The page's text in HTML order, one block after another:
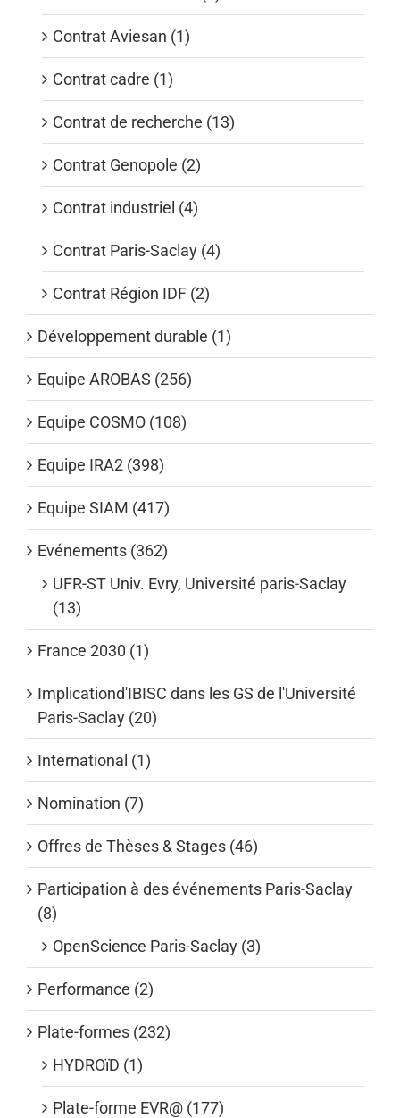
Contrat Aviesan (1)
Contrat cadre (1)
Contrat de recherche (13)
Contrat Genopole (2)
Contrat industriel (4)
Contrat Paris-Saclay (4)
Contrat Région IDF (2)
Développement durable (1)
Equipe AROBAS (256)
Equipe COSMO (108)
Equipe IRA2 (398)
Equipe SIAM (417)
Evénements (362)
UFR-ST Univ. Evry, Université paris-Saclay
(13)
France 2030 (1)
Implicationd'IBISC dans les GS de l'Université
Paris-Saclay (20)
International (1)
Nomination (7)
Offres de Thèses & Stages (46)
Participation à des événements Paris-Saclay
(8)
OpenScience Paris-Saclay (3)
Performance (2)
Plate-formes (232)
HYDROïD (1)
Plate-forme EVR@ (177)